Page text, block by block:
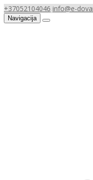
+37052104046 info@e-
Navigacija